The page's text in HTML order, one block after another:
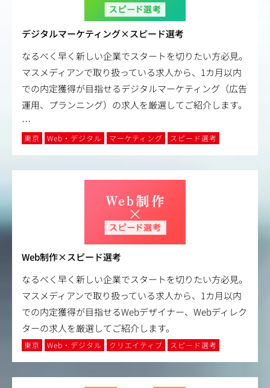
デジタルマーケティング×スピード選考
なるべく早く新しい企業でスタートを切りたい方必見。
マスメディアンで取り扱っている求人から、1カ月以内
での内定獲得が目指せるデジタルマーケティング（広告
運用、プランニング）の求人を厳選してご紹介します。
…
東京 Web・デジタル マーケティング スピード選考
Web制作×スピード選考
なるべく早く新しい企業でスタートを切りたい方必見。
マスメディアンで取り扱っている求人から、1カ月以内
での内定獲得が目指せるWebデザイナー、Webディレク
ターの求人を厳選してご紹介します。
東京 Web・デジタル クリエイティブ スピード選考